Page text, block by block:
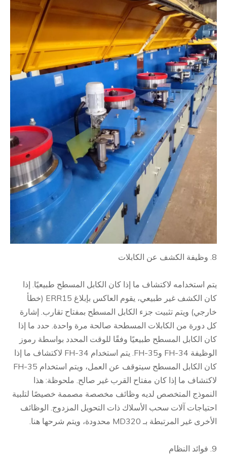
8. وظيفة الكشف عن الكابلات
يتم استخدامه لاكتشاف ما إذا كان الكابل المسطح طبيعيًا. إذا
كان الكشف غير طبيعي، يقوم العاكس بإبلاغ ERR15 (خطأ
خارجي) ويتم تثبيت جزء الكابل المسطح بمفتاح تقارب. إشارة
كل دورة من الكابلات المسطحة صالحة مرة واحدة. حدد ما إذا
كان الكابل المسطح طبيعيًا وفقًا للوقت المحدد بواسطة رموز
الوظيفة FH-34 وFH-35. يتم استخدام FH-34 لاكتشاف ما إذا
كان الكابل المسطح سيتوقف عن العمل، ويتم استخدام FH-35
لاكتشاف ما إذا كان مفتاح القرب غير صالح. ملحوظة: هذا
النموذج المتخصص لديه وظائف مخصصة مصممة خصيصًا لتلبية
احتياجات آلات سحب الأسلاك ذات التحويل المزدوج. الوظائف
الأخرى غير المرتبطة بـ MD320 محدودة، ويتم شرحها هنا.
9. فوائد النظام